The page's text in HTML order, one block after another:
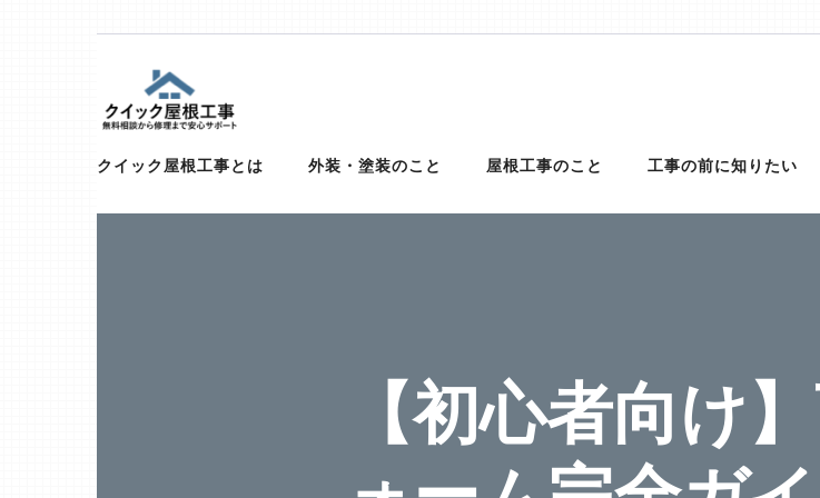
content
Enter)
屋根、外壁サイディング、雨漏りの修理は【クイック屋根工事】
トタン、コロニアル、ガルバリウムなど）での屋根の修理に対応可能！適正金額での修理・工事だから
クイック屋根工事とは 外装・塗装のこと 屋根工事のこと 工事の前に知りたい
【初心者向け